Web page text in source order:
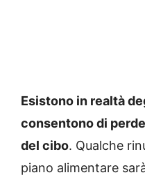
Esistono in realtà
consentono di
del cibo. Qualche
piano alimentare